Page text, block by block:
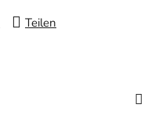
Teilen